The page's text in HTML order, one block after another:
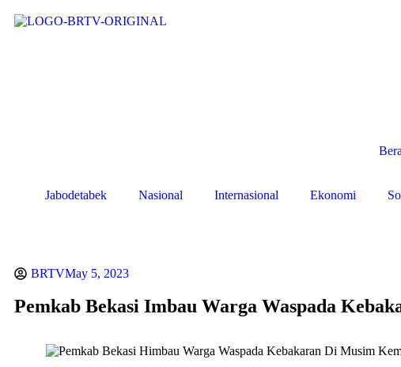
Jabodetabek Nasional Internasional Ekonomi
BRTVMay 5, 2023
Pemkab Bekasi Imbau Warga Waspada